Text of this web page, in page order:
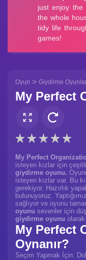
Oyun > Giydirme
My Perfect
My Perfect
isteyen kızlar için
giydirme oyunu.
isteyen kızlar var. Bu
gerekiyor. Hazırlık
bulunuyoruz.
sağlıyor ve oyunu
oyunu sevenler için
giydirme oyunu olarak
My Perfect
Oynanır?
Seçim Yapmak İçin: